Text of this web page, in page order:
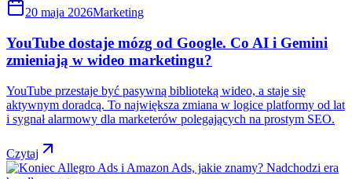
20 maja 2026Marketing
YouTube dostaje mózg od Google. Co AI i Gemini
zmieniają w wideo marketingu?
YouTube przestaje być pasywną biblioteką wideo, a staje się
aktywnym doradcą. To największa zmiana w logice platformy od lat
i sygnał alarmowy dla marketerów polegających na prostym SEO.
Czytaj